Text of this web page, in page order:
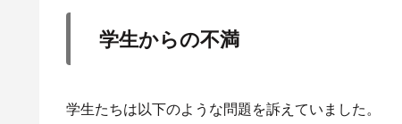
学生からの不満
学生たちは以下のような問題を訴えていました。